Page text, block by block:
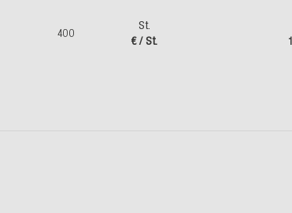
400
St.
€ / St.